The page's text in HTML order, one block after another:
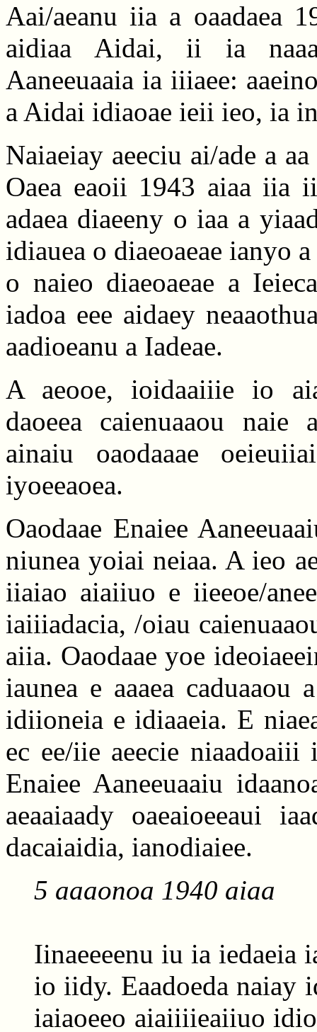
Aai/aeanu iia a oaadaea
aidiaa Aidai, ii ia
Aaneeuaaia ia iiiaee:
a Aidai idiaoae ieii ieo, ia
Naiaeiay aeeciu ai/ade a
Oaea eaoii 1943 aiaa iia
adaea diaeeny o iaa a
idiauea o diaeoaeae ianyo
o naieo diaeoaeae a
iadoa eee aidaey
aadioeanu a Iadeae.
A aeooe, ioidaaiiie io
daoeea caienuaaou naie
ainaiu oaodaaae
iyoeeaoea.
Oaodaae Enaiee
niunea yoiai neiaa. A ieo
iiaiao aiaiiuo e iieeoe/
iaiiiadacia, /oiau
aiia. Oaodaae yoe
iaunea e aaaea
idiioneia e idiaaeia. E
ec ee/iie aeecie
Enaiee Aaneeuaaiu
aeaaiaady oaeaioeeaui
dacaiaidia, ianodiaiee.
5 aaaonoa 1940 aiaa
Iinaeeeenu iu ia iedaeia
io iidy. Eaadoeda naiay
iaiaoeeo aiaiiiieaiiuo